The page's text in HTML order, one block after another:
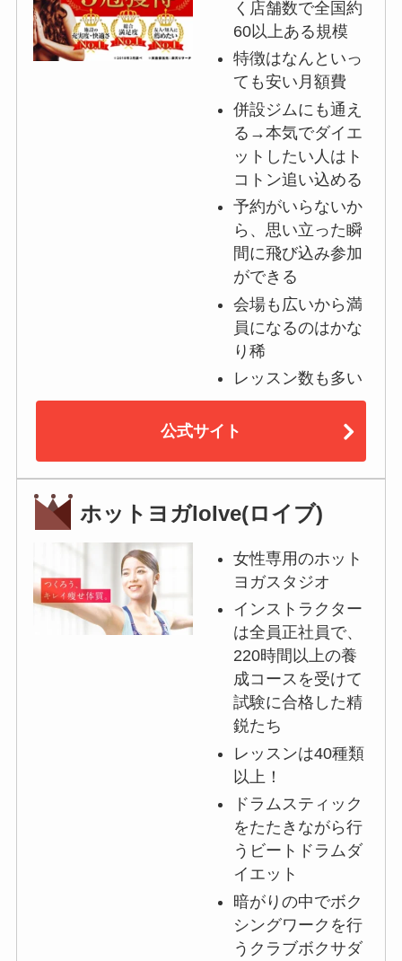
く店舗数で全国約
60以上ある規模
特徴はなんといっ
ても安い月額費
併設ジムにも通え
る→本気でダイエ
ットしたい人はト
コトン追い込める
予約がいらないか
ら、思い立った瞬
間に飛び込み参加
ができる
会場も広いから満
員になるのはかな
り稀
レッスン数も多い
公式サイト
ホットヨガloIve(ロイブ)
女性専用のホット
ヨガスタジオ
インストラクター
は全員正社員で、
220時間以上の養
成コースを受けて
試験に合格した精
鋭たち
レッスンは40種類
以上！
ドラムスティック
をたたきながら行
うビートドラムダ
イエット
暗がりの中でボク
シングワークを行
うクラブボクサダ